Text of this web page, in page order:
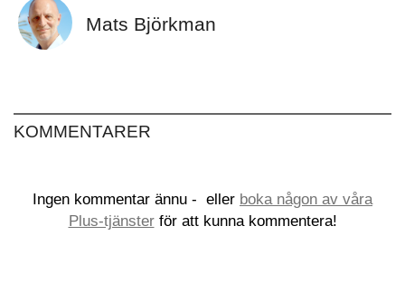
Mats Björkman
KOMMENTARER
Ingen kommentar ännu - eller boka någon av våra
Plus-tjänsterför att kunna kommentera!